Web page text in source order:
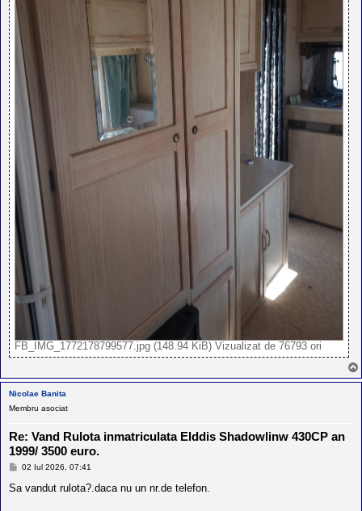
FB_IMG_1772178799577.jpg (148.94 KiB) Vizualizat de 76793 ori
Nicolae Banita
Membru asociat
Re: Vand Rulota inmatriculata Elddis Shadowlinw 430CP an
1999/ 3500 euro.
M
s
02 Iul 2026, 07:41
Sa vandut rulota?.daca nu un nr.de telefon.